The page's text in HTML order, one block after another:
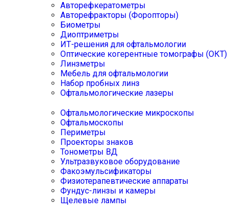
Авторефкератометры
Авторефракторы (Форопторы)
Биометры
Диоптриметры
ИТ-решения для офтальмологии
Оптические когерентные томографы (ОКТ)
Линзметры
Мебель для офтальмологии
Набор пробных линз
Офтальмологические лазеры
Офтальмологические микроскопы
Офтальмоскопы
Периметры
Проекторы знаков
Тонометры ВД
Ультразвуковое оборудование
Факоэмульсификаторы
Физиотерапевтические аппараты
Фундус-линзы и камеры
Щелевые лампы